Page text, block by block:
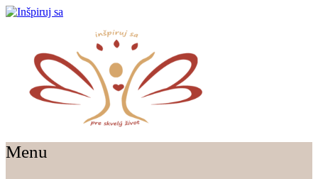
Menu